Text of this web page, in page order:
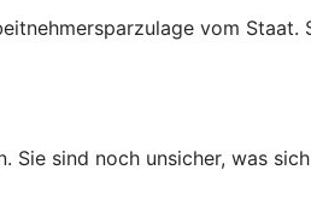
vom
sind noch unsicher, was